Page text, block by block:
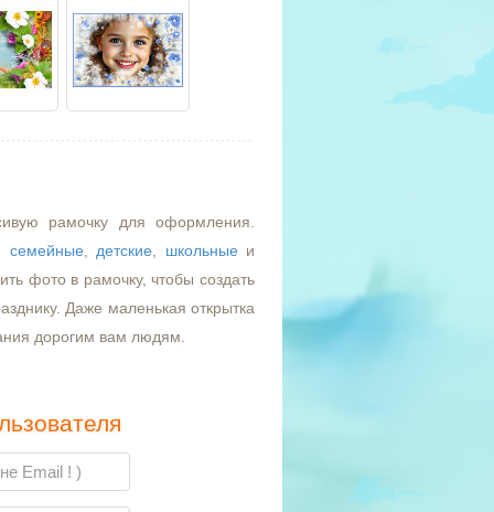
рамочку для оформления.
семейные детские школьные и
фото в рамочку, чтобы создать
Даже маленькая открытка
дорогим вам людям.